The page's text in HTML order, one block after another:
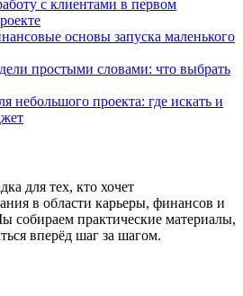
с клиентами в первом
основы запуска маленького
простыми словами: что выбрать
небольшого проекта: где искать и
для тех, кто хочет
в области карьеры, финансов и
собираем практические материалы,
вперёд шаг за шагом.